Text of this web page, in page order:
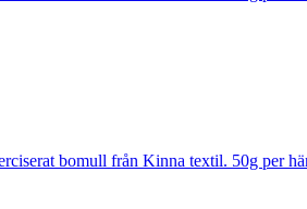
bomull från Kinna textil. 50g per